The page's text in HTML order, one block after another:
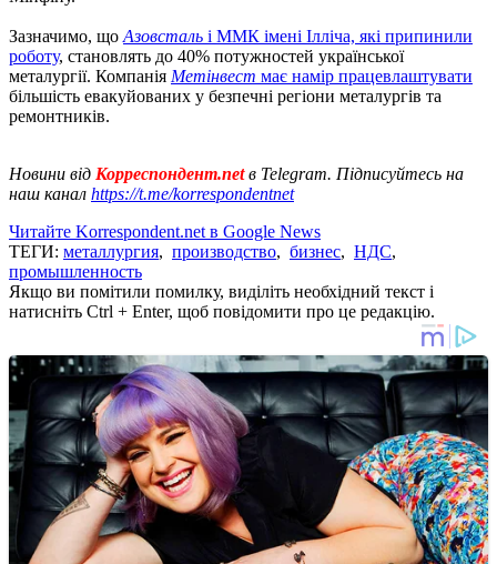
Зазначимо, що Азовсталь і ММК імені Ілліча, які припинили
роботу, становлять до 40% потужностей української
металургії. Компанія Метінвест має намір працевлаштувати
більшість евакуйованих у безпечні регіони металургів та
ремонтників.
Новини від Корреспондент.netв Telegram. Підписуйтесь на
наш канал https://t.me/korrespondentnet
Читайте Korrespondent.net в Google News
ТЕГИ: металлургия, производство, бизнес, НДС,
промышленность
Якщо ви помітили помилку, виділіть необхідний текст і
натисніть Ctrl + Enter, щоб повідомити про це редакцію.